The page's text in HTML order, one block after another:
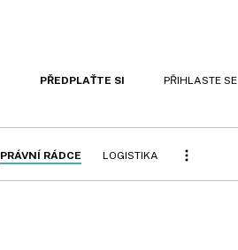
PŘEDPLAŤTE SI PŘIHLASTE SE
PRÁVNÍ RÁDCE LOGISTIKA